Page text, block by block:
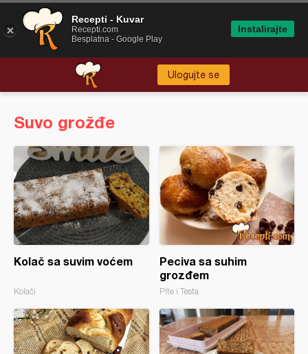
Ulogujte se
Suvo grožđe
Kolač sa suvim voćem
Kolači
Peciva sa suhim
grozđem
Pite i Testa
Recepti - Kuvar
Recepti.com
Besplatna - Google Play
Instalirajte